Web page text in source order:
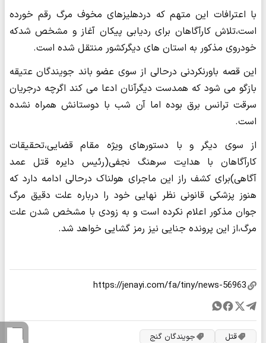
با اعترافات این متهم که دردهلیزهای مخوف مرگ رقم خورده
است،تلاش کارآگاهان برای ردیابی پیکان آغاز و مشخص شدکه
خودروی مذکور به استان های دیگرکشور منتقل شده است.
این قصه باورنکردنی درحالی از سوی عضو باند جویندگان عتیقه
بازگو می شود که همدست دیگرآنان ادعا می کند اگرچه درجریان
سرقت ترانس برق بوده اما آن شب با دوستانش همراه نشده
است.
از سوی دیگر و با دستورهای ویژه مقام قضایی،تحقیقات
کارآگاهان با هدایت سرهنگ نجفی(رئیس دایره قتل عمد
آگاهی)برای کشف راز این ماجرای هولناک درحالی ادامه دارد که
هنوز پزشکی قانونی نظر نهایی خود را درباره علت دقیق مرگ
جوان مذکور اعلام نکرده است و به زودی با مشخص شدن علت
مرگ،از این پرونده جنایی نیز رمز گشایی خواهد شد.
قتل جویندگان گنج